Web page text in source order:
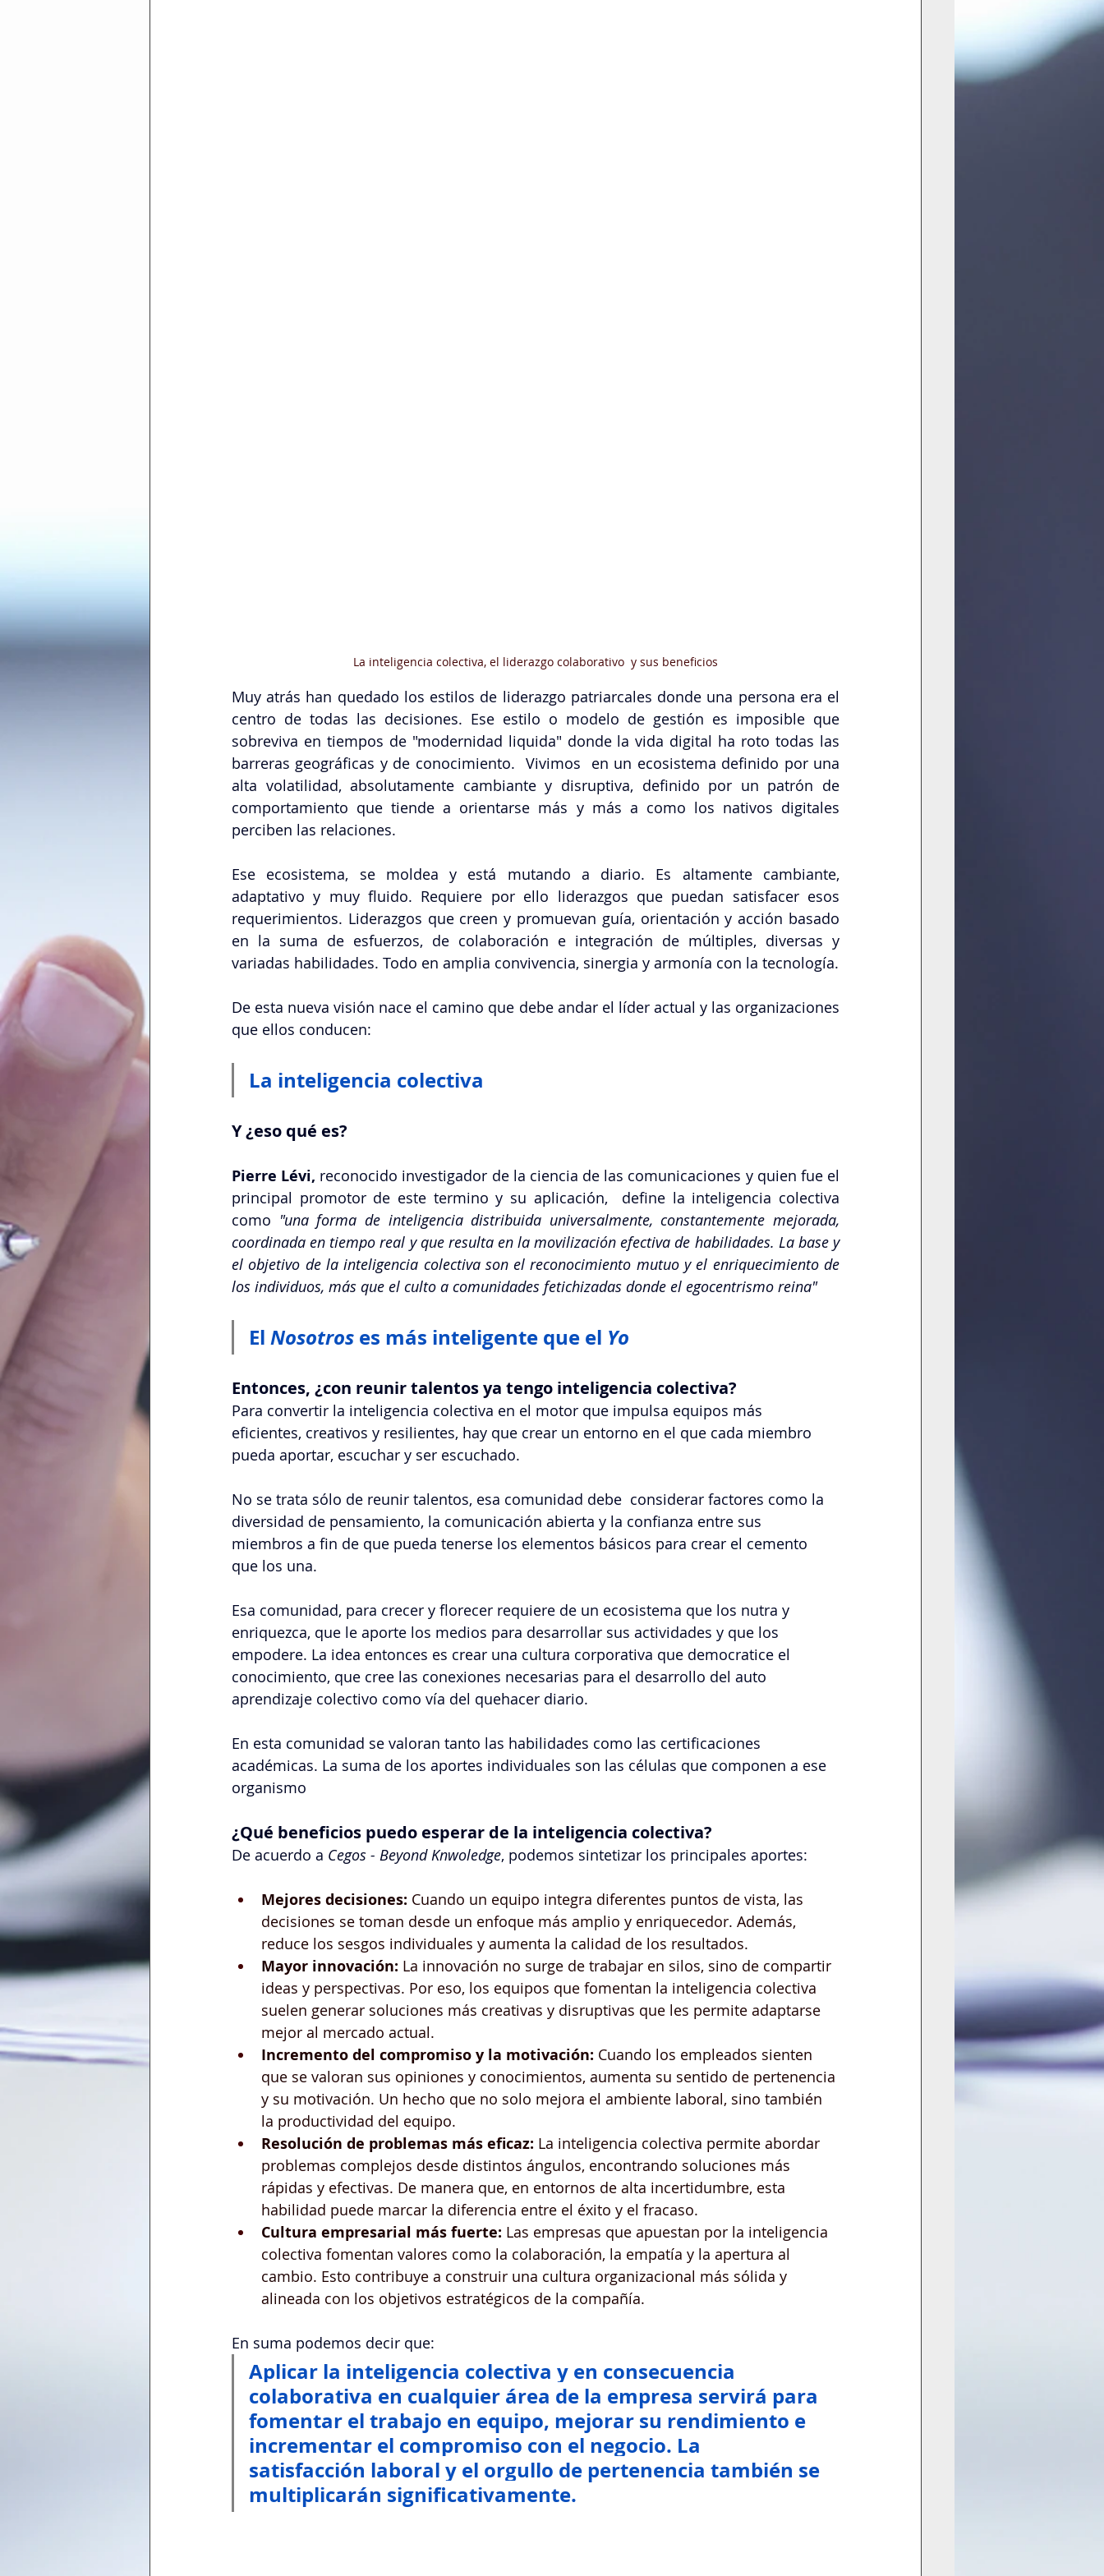
La inteligencia colectiva, el liderazgo colaborativo  y sus beneficios
Muy atrás han quedado los estilos de liderazgo patriarcales donde una persona era el
centro de todas las decisiones. Ese estilo o modelo de gestión es imposible que
sobreviva en tiempos de "modernidad liquida" donde la vida digital ha roto todas las
barreras geográficas y de conocimiento.  Vivimos  en un ecosistema definido por una
alta volatilidad, absolutamente cambiante y disruptiva, definido por un patrón de
comportamiento que tiende a orientarse más y más a como los nativos digitales
perciben las relaciones.
Ese ecosistema, se moldea y está mutando a diario.
Es altamente cambiante,
adaptativo y muy fluido. Requiere por ello liderazgos que puedan satisfacer esos
requerimientos. Liderazgos que creen y promuevan guía, orientación y acción basado
en la suma de esfuerzos, de colaboración e integración de múltiples, diversas y
variadas habilidades. Todo en amplia convivencia, sinergia y armonía con la tecnología.
De esta nueva visión nace el camino que debe andar el líder actual y las organizaciones
que ellos conducen:
La inteligencia colectiva
Y ¿eso qué es?
Pierre Lévi, reconocido investigador de la ciencia de las comunicaciones y quien fue el
principal promotor de este termino y su aplicación,
define la inteligencia colectiva
como "una forma de inteligencia distribuida universalmente, constantemente mejorada,
coordinada en tiempo real y que resulta en la movilización efectiva de habilidades. La base y
el objetivo de la inteligencia colectiva son el reconocimiento mutuo y el enriquecimiento de
los individuos, más que el culto a comunidades fetichizadas donde el egocentrismo reina"
El Nosotros es más inteligente que el Yo
Entonces, ¿con reunir talentos ya tengo inteligencia colectiva?
Para convertir la inteligencia colectiva en el motor que impulsa equipos más
eficientes, creativos y resilientes, hay que crear un entorno en el que cada miembro
pueda aportar, escuchar y ser escuchado.
No se trata sólo de reunir talentos, esa comunidad debe  considerar factores como la
diversidad de pensamiento, la comunicación abierta y la confianza entre sus
miembros a fin de que pueda tenerse los elementos básicos para crear el cemento
que los una.
Esa comunidad, para crecer y florecer requiere de un ecosistema que los nutra y
enriquezca, que le aporte los medios para desarrollar sus actividades y que los
empodere. La idea entonces es crear una cultura corporativa que democratice el
conocimiento, que cree las conexiones necesarias para el desarrollo del auto
aprendizaje colectivo como vía del quehacer diario.
En esta comunidad se valoran tanto las habilidades como las certificaciones
académicas. La suma de los aportes individuales son las células que componen a ese
organismo
¿Qué beneficios puedo esperar de la inteligencia colectiva?
De acuerdo a Cegos - Beyond Knwoledge, podemos sintetizar los principales aportes:
Mejores decisiones: Cuando un equipo integra diferentes puntos de vista, las
decisiones se toman desde un enfoque más amplio y enriquecedor. Además,
reduce los sesgos individuales y aumenta la calidad de los resultados.
Mayor innovación: La innovación no surge de trabajar en silos, sino de compartir
ideas y perspectivas. Por eso, los equipos que fomentan la inteligencia colectiva
suelen generar soluciones más creativas y disruptivas que les permite adaptarse
mejor al mercado actual.
Incremento del compromiso y la motivación: Cuando los empleados sienten
que se valoran sus opiniones y conocimientos, aumenta su sentido de pertenencia
y su motivación. Un hecho que no solo mejora el ambiente laboral, sino también
la productividad del equipo.
Resolución de problemas más eficaz: La inteligencia colectiva permite abordar
problemas complejos desde distintos ángulos, encontrando soluciones más
rápidas y efectivas. De manera que, en entornos de alta incertidumbre, esta
habilidad puede marcar la diferencia entre el éxito y el fracaso.
Cultura empresarial más fuerte: Las empresas que apuestan por la inteligencia
colectiva fomentan valores como la colaboración, la empatía y la apertura al
cambio. Esto contribuye a construir una cultura organizacional más sólida y
alineada con los objetivos estratégicos de la compañía.
En suma podemos decir que:
Aplicar la inteligencia colectiva y en consecuencia
colaborativa en cualquier área de la empresa servirá para
fomentar el trabajo en equipo, mejorar su rendimiento e
incrementar el compromiso con el negocio. La
satisfacción laboral y el orgullo de pertenencia también se
multiplicarán significativamente.